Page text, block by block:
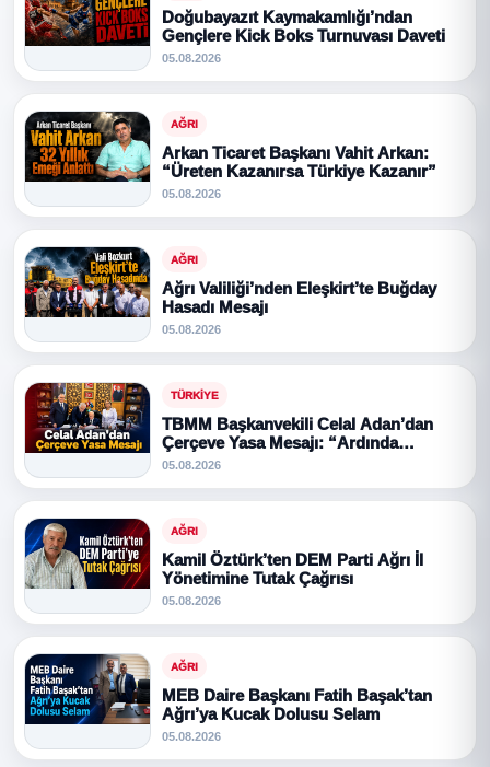
Doğubayazıt Kaymakamlığı’ndan
Gençlere Kick Boks Turnuvası Daveti
05.08.2026
AĞRI
Arkan Ticaret Başkanı Vahit Arkan:
“Üreten Kazanırsa Türkiye Kazanır”
05.08.2026
AĞRI
Ağrı Valiliği’nden Eleşkirt’te Buğday
Hasadı Mesajı
05.08.2026
TÜRKIYE
TBMM Başkanvekili Celal Adan’dan
Çerçeve Yasa Mesajı: “Ardında
Bahçeli’n...
05.08.2026
AĞRI
Kamil Öztürk’ten DEM Parti Ağrı İl
Yönetimine Tutak Çağrısı
05.08.2026
AĞRI
MEB Daire Başkanı Fatih Başak’tan
Ağrı’ya Kucak Dolusu Selam
05.08.2026